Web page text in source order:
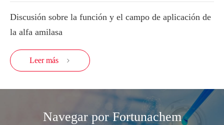
Discusión sobre la función y el campo de aplicación de
la alfa amilasa
Leer más 
Navegar por Fortunachem